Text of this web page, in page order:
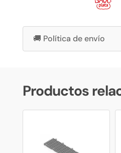
🚚 Política de envío
Productos